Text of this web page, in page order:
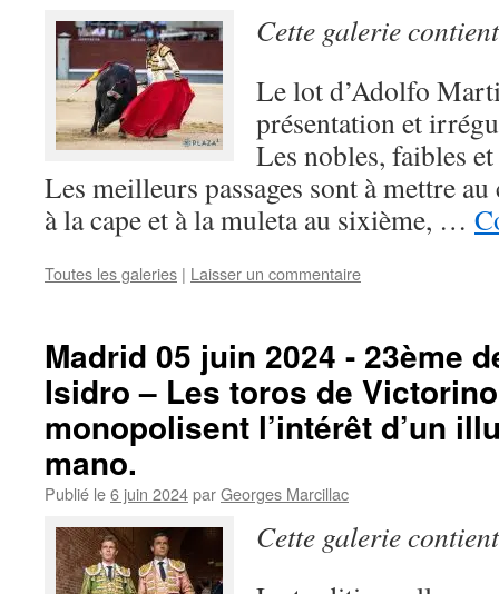
Cette galerie
Le lot d’Adolfo
présentation et
Les nobles, faibles
Les meilleurs passages sont à mettre
à la cape et à la muleta au sixième, …
Toutes les galeries | Laisser un commentaire
Madrid 05 juin 2024 - 23ème
Isidro – Les toros de
monopolisent l’intérêt d’un
mano.
Publié le6 juin 2024parGeorges Marcillac
Cette galerie